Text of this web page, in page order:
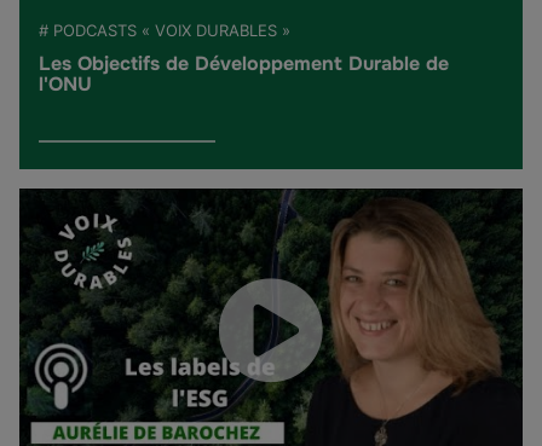
# PODCASTS « VOIX DURABLES »
Les Objectifs de Développement Durable de
l'ONU